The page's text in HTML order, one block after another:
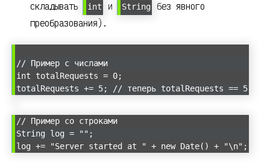
складывать
int и String
без явного
преобразования).
// Пример с числами
int totalRequests = 0;
totalRequests += 5; // теперь totalRequests == 5
// Пример со строками
String log = "";
log += "Server started at " + new Date() + "\n";